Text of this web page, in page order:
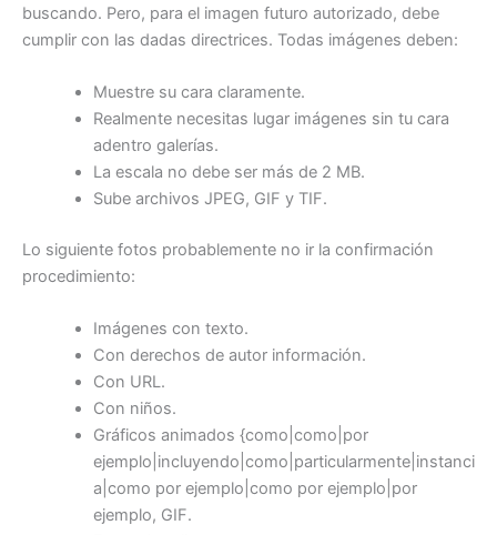
buscando. Pero, para el imagen futuro autorizado, debe
cumplir con las dadas directrices. Todas imágenes deben:
Muestre su cara claramente.
Realmente necesitas lugar imágenes sin tu cara
adentro galerías.
La escala no debe ser más de 2 MB.
Sube archivos JPEG, GIF y TIF.
Lo siguiente fotos probablemente no ir la confirmación
procedimiento:
Imágenes con texto.
Con derechos de autor información.
Con URL.
Con niños.
Gráficos animados {como|como|por
ejemplo|incluyendo|como|particularmente|instanci
a|como por ejemplo|como por ejemplo|por
ejemplo, GIF.